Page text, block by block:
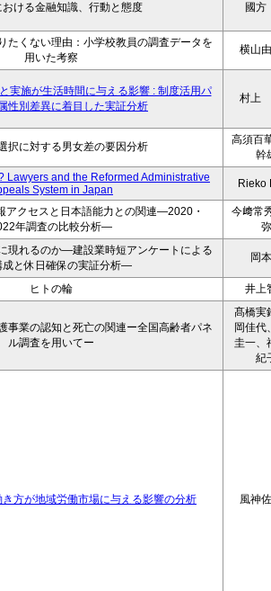
おける金融知識、行動と態度 國
たくない理由：小学校教員の調査データを
用いた考察
横山
実施が生活時間に与える影響 : 制度活用パ
性別差異に着目した実証分析
村上
択に対する男女差の要因分析
高須百
幹
Lawyers and the Reformed Administrative
System in Japan
Rieko
アクセスと日本語能力との関連―2020・
年調査の比較分析―
今﨑常
弥
現れるのか―建設業時短アンケートによる
成と休日確保の実証分析―
岡
ヒトの輪 井上
事業の認知と死亡の関連ー全国高齢者パネ
ル調査を用いてー
髙橋実
岡佳代
圭一、
紀
方が地域労働市場に与える影響の分析 風神